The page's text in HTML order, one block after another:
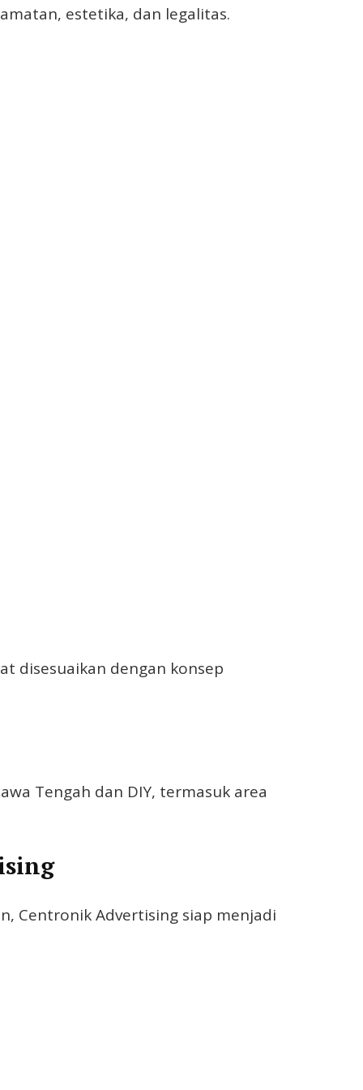
estetika, dan legalitas.
disesuaikan dengan konsep
Tengah dan DIY, termasuk area
Centronik Advertising siap menjadi